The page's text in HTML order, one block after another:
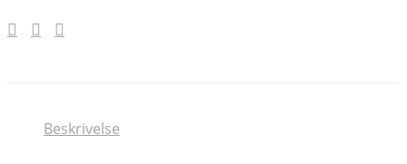
Beskrivelse